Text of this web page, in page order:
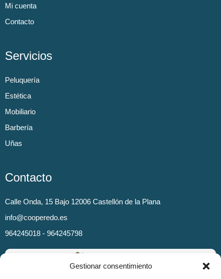
Gestionar consentimiento
Mi cuenta
Contacto
Servicios
Peluquería
Estética
Mobiliario
Barbería
Uñas
Contacto
Calle Onda, 15 Bajo 12006 Castellón de la Plana
info@cooperedo.es
964245018 - 964245798